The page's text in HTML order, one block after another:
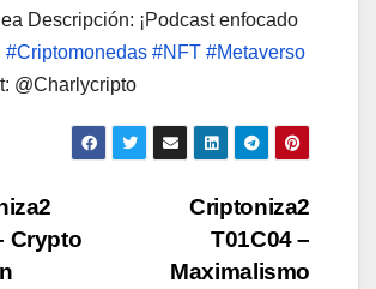
Descripción: ¡Podcast enfocado
#Criptomonedas #NFT #Metaverso
@Charlycripto
Criptoniza2
T01C04 –
Maximalismo
Crypto